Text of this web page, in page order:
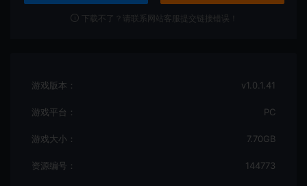
下载不了？请联系网站客服提交链接错误！
游戏版本： v1.0.1.41
游戏平台： PC
游戏大小： 7.70GB
资源编号： 144773